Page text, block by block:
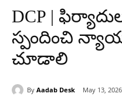
DCP |
స్పందించి
చూడాలి
By Aadab Desk May 13,